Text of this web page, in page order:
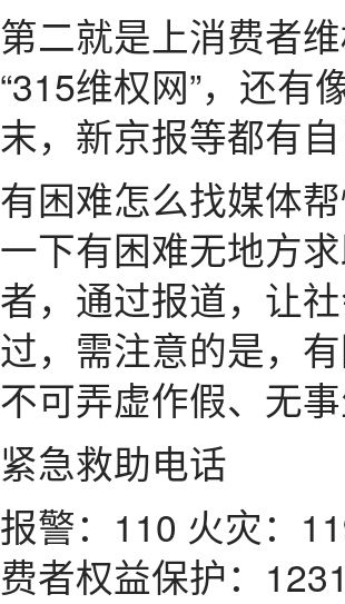
第二就是上消费者
“315维权网”，还
末，新京报等都有
有困难怎么找媒体
一下有困难无地方
者，通过报道，让
过，需注意的是，
不可弄虚作假、无
紧急救助电话
报警：110 火灾：
费者权益保护：